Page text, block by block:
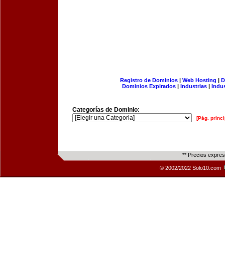
Registro de Dominios| Web Hosting |
Dominios Expirados | Industrias |
Categorías de Dominio:
[Pág.
** Precios
© 2002/2022 Solo10.com